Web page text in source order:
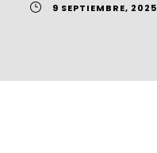
9 SEPTIEMBRE, 2025